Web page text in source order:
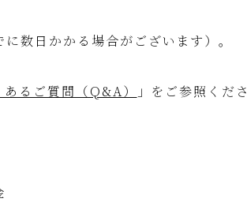
数日かかる場合がございます）。
あるご質問（Q&A）
」をご参照くださ